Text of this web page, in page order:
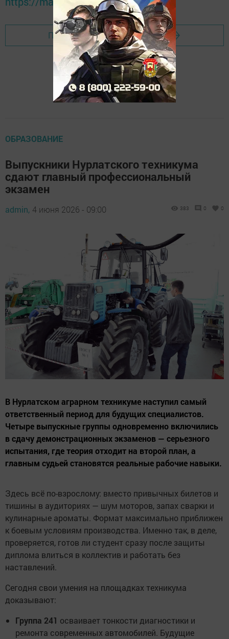
Перейти на страницу новости
ОБРАЗОВАНИЕ
Выпускники Нурлатского техникума
сдают главный профессиональный
экзамен
admin, 4 июня 2026 - 09:00 383 0 0
В Нурлатском аграрном техникуме наступил самый
ответственный период для будущих специалистов.
Четыре выпускные группы одновременно включились
в сдачу демонстрационных экзаменов — серьезного
испытания, где теория отходит на второй план, а
главным судьей становятся реальные рабочие навыки.
Здесь всё по-взрослому: вместо привычных билетов и
тишины в аудиториях — шум моторов, запах сварки и
кулинарные ароматы. Формат максимально приближен
к боевым условиям производства. Именно так, в деле,
проверяется, готов ли студент сразу после защиты
диплома влиться в коллектив и работать без
наставлений.
Сегодня свои умения на площадках техникума
доказывают:
Группа 241 осваивает тонкости диагностики и
ремонта современных автомобилей. Будущие